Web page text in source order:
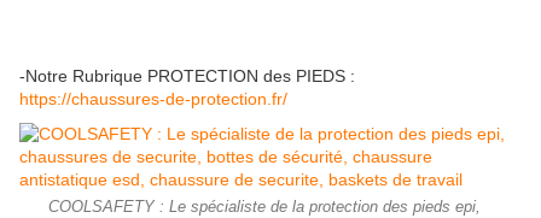
-Notre Rubrique PROTECTION des PIEDS :
https://chaussures-de-protection.fr/
COOLSAFETY : Le spécialiste de la protection des pieds epi,